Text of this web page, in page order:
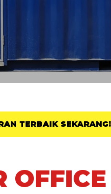
TERBAIK SEKARANG!